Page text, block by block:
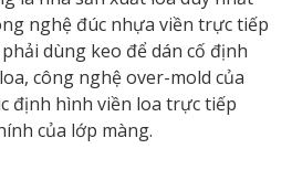
nghệ đúc nhựa viền trực tiếp
dùng keo để dán cố định
công nghệ over-mold của
định hình viền loa trực tiếp
của lớp màng.